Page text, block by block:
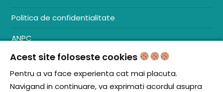
Politica de confidentialitate
ANPC
Contact
S.C. ZENCOM MEDIA GROUP SRL
Acest site foloseste cookies
Pentru a va face experienta cat mai placuta.
Navigand in continuare, va exprimati acordul asupra